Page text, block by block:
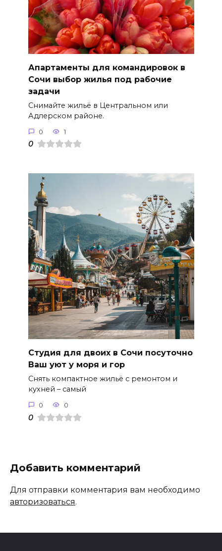
Апартаменты для командировок в
Сочи выбор жилья под рабочие
задачи
Снимайте жильё в Центральном или
Адлерском районе.
0 1
0
Студия для двоих в Сочи посуточно
Ваш уют у моря и гор
Снять компактное жильё с ремонтом и
кухней – самый
0 0
0
Добавить комментарий
Для отправки комментария вам необходимо
авторизоваться.